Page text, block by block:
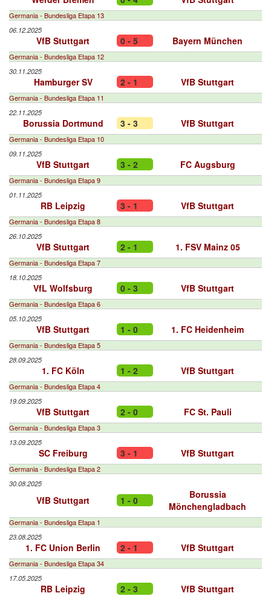
Germania - Bundesliga Etapa 13
06.12.2025
VfB Stuttgart 0 - 5 Bayern München
Germania - Bundesliga Etapa 12
30.11.2025
Hamburger SV 2 - 1 VfB Stuttgart
Germania - Bundesliga Etapa 11
22.11.2025
Borussia Dortmund 3 - 3 VfB Stuttgart
Germania - Bundesliga Etapa 10
09.11.2025
VfB Stuttgart 3 - 2 FC Augsburg
Germania - Bundesliga Etapa 9
01.11.2025
RB Leipzig 3 - 1 VfB Stuttgart
Germania - Bundesliga Etapa 8
26.10.2025
VfB Stuttgart 2 - 1 1. FSV Mainz 05
Germania - Bundesliga Etapa 7
18.10.2025
VfL Wolfsburg 0 - 3 VfB Stuttgart
Germania - Bundesliga Etapa 6
05.10.2025
VfB Stuttgart 1 - 0 1. FC Heidenheim
Germania - Bundesliga Etapa 5
28.09.2025
1. FC Köln 1 - 2 VfB Stuttgart
Germania - Bundesliga Etapa 4
19.09.2025
VfB Stuttgart 2 - 0 FC St. Pauli
Germania - Bundesliga Etapa 3
13.09.2025
SC Freiburg 3 - 1 VfB Stuttgart
Germania - Bundesliga Etapa 2
30.08.2025
VfB Stuttgart 1 - 0
Borussia
Mönchengladbach
Germania - Bundesliga Etapa 1
23.08.2025
1. FC Union Berlin 2 - 1 VfB Stuttgart
Germania - Bundesliga Etapa 34
17.05.2025
RB Leipzig 2 - 3 VfB Stuttgart